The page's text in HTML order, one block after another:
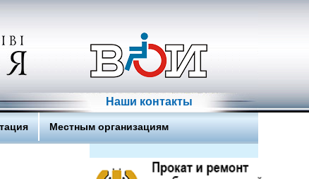
Наши контакты
Местным организациям